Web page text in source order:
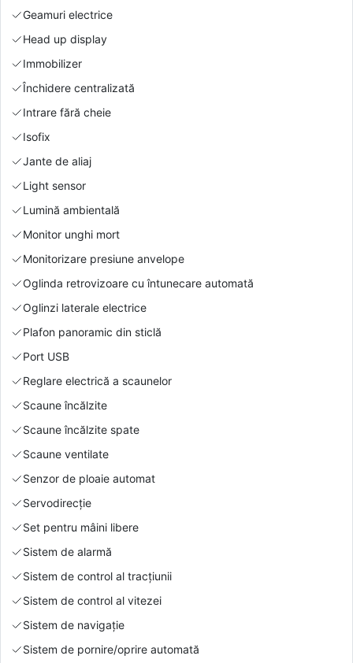
Geamuri electrice
Head up display
Immobilizer
Închidere centralizată
Intrare fără cheie
Isofix
Jante de aliaj
Light sensor
Lumină ambientală
Monitor unghi mort
Monitorizare presiune anvelope
Oglinda retrovizoare cu întunecare automată
Oglinzi laterale electrice
Plafon panoramic din sticlă
Port USB
Reglare electrică a scaunelor
Scaune încălzite
Scaune încălzite spate
Scaune ventilate
Senzor de ploaie automat
Servodirecție
Set pentru mâini libere
Sistem de alarmă
Sistem de control al tracțiunii
Sistem de control al vitezei
Sistem de navigație
Sistem de pornire/oprire automată